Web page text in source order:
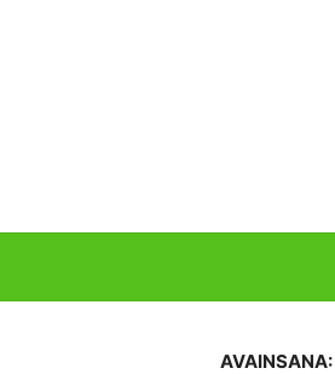
AVAINSANA: